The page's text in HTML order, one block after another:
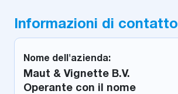
Informazioni di contatto
Nome dell'azienda:
Maut & Vignette B.V.
Operante con il nome